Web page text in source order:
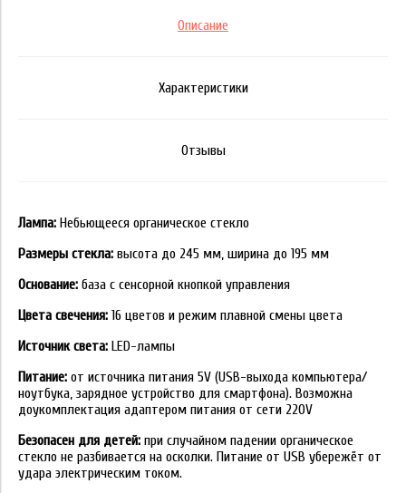
Описание
Характеристики
Отзывы
Лампа: Небьющееся органическое стекло
Размеры стекла: высота до 245 мм, ширина до 195 мм
Основание: база с сенсорной кнопкой управления
Цвета свечения: 16 цветов и режим плавной смены цвета
Источник света: LED-лампы
Питание: от источника питания 5V (USB-выхода компьютера/
ноутбука, зарядное устройство для смартфона). Возможна
доукомплектация адаптером питания от сети 220V
Безопасен для детей: при случайном падении органическое
стекло не разбивается на осколки. Питание от USB убережёт от
удара электрическим током.